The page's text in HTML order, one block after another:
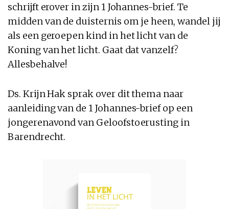
schrijft erover in zijn 1 Johannes-brief. Te
midden van de duisternis om je heen, wandel jij
als een geroepen kind in het licht van de
Koning van het licht. Gaat dat vanzelf?
Allesbehalve!
Ds. Krijn Hak sprak over dit thema naar
aanleiding van de 1 Johannes-brief op een
jongerenavond van Geloofstoerusting in
Barendrecht.